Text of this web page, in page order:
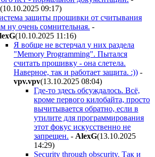
(10.10.2025 09:17)
защиты прошивки от считывания
ну очень сомнительная. -
(10.10.2025 11:16)
Я вобще не встерчал у них раздела
"Memory Programming". Пытался
считать прошивку - она слетела.
Наверное, так и работает защита. :)) -
vpv.vpv(13.10.2025 08:04)
Где-то здесь обсуждалось. Всё,
кроме первого килобайта, просто
вычитывается обратно, если в
утилите для программирования
этот фокус искусственно не
запрещен. - AlexG(13.10.2025
14:29)
Security through obscurity. Так и